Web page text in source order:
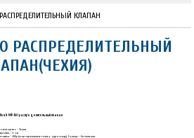
КЛАПАН
РАСПРЕДЕЛИТЕЛЬНЫЙ
MP-160 распределительный клапан
- Чехия
- 1 год
- 300р (если заказываете только один товар), больше - бесплатная